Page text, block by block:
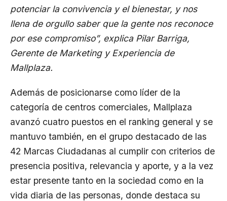
potenciar la convivencia y el bienestar, y nos
llena de orgullo saber que la gente nos reconoce
por ese compromiso”, explica Pilar Barriga,
Gerente de Marketing y Experiencia de
Mallplaza.
Además de posicionarse como líder de la
categoría de centros comerciales, Mallplaza
avanzó cuatro puestos en el ranking general y se
mantuvo también, en el grupo destacado de las
42 Marcas Ciudadanas al cumplir con criterios de
presencia positiva, relevancia y aporte, y a la vez
estar presente tanto en la sociedad como en la
vida diaria de las personas, donde destaca su